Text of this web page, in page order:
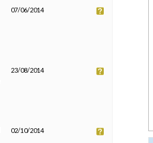
07/06/2014
23/08/2014
02/10/2014